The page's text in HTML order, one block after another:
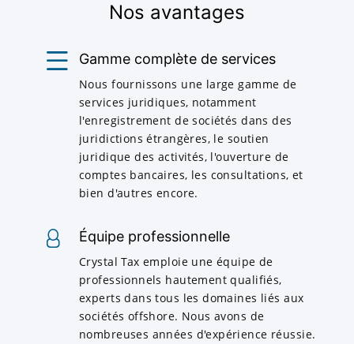
Nos avantages
Gamme complète de services
Nous fournissons une large gamme de
services juridiques, notamment
l'enregistrement de sociétés dans des
juridictions étrangères, le soutien
juridique des activités, l'ouverture de
comptes bancaires, les consultations, et
bien d'autres encore.
Équipe professionnelle
Crystal Tax emploie une équipe de
professionnels hautement qualifiés,
experts dans tous les domaines liés aux
sociétés offshore. Nous avons de
nombreuses années d'expérience réussie.